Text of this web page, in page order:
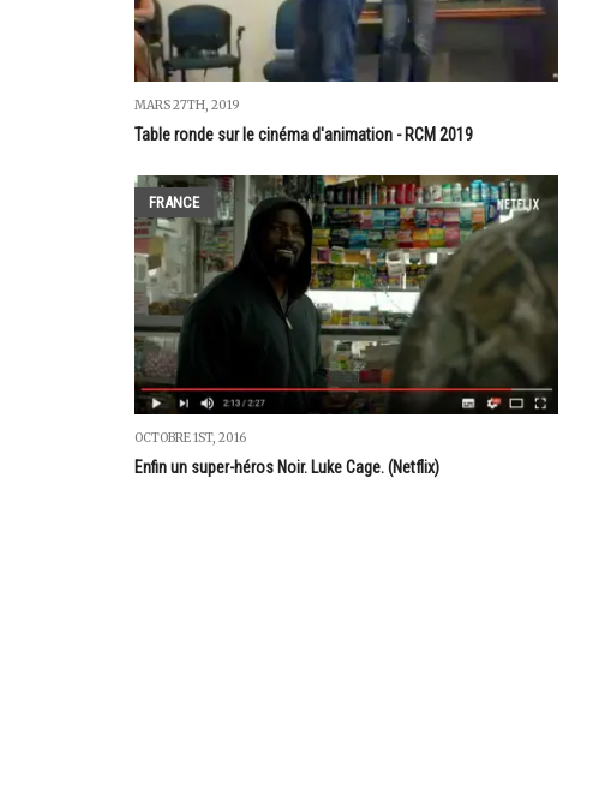
MARS 27TH, 2019
Table ronde sur le cinéma d'animation - RCM 2019
FRANCE
OCTOBRE 1ST, 2016
Enfin un super-héros Noir. Luke Cage. (Netflix)